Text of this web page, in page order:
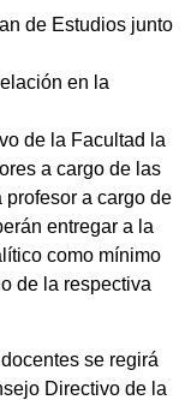
de Estudios junto
en la
de la Facultad la
a cargo de las
a cargo de
entregar a la
como mínimo
de la respectiva
se regirá
Directivo de la